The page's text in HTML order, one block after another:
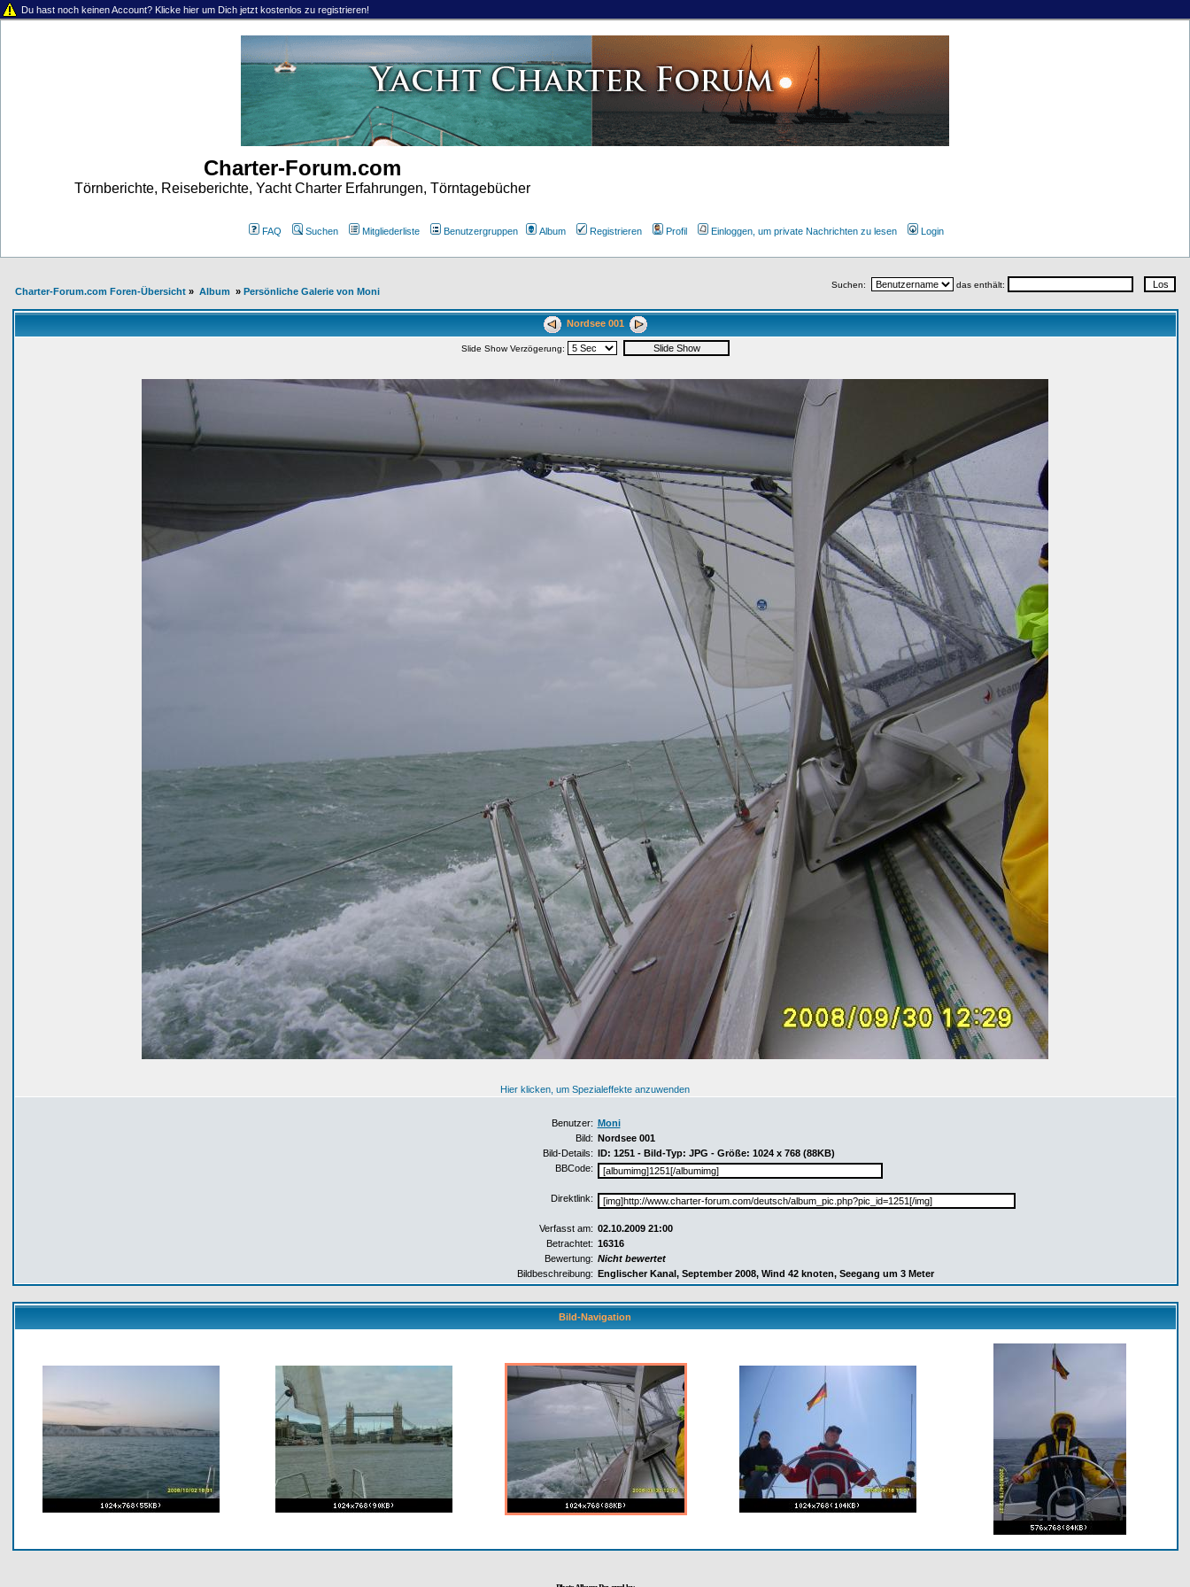
Du hast noch keinen Account? Klicke hier um Dich jetzt kostenlos zu registrieren!
Charter-Forum.com
Törnberichte, Reiseberichte, Yacht Charter Erfahrungen, Törntagebücher
FAQ Suchen Mitgliederliste Benutzergruppen Album Registrieren Profil Einloggen, um private Nachrichten zu lesen Login
Charter-Forum.com Foren-Übersicht» Album » Persönliche Galerie von Moni
Suchen: das enthält:
Nordsee 001
Slide Show Verzögerung:
Hier klicken, um Spezialeffekte anzuwenden
Benutzer: Moni
Bild: Nordsee 001
Bild-Details: ID: 1251 - Bild-Typ: JPG - Größe: 1024 x 768 (88KB)
BBCode:
Direktlink:
Verfasst am: 02.10.2009 21:00
Betrachtet: 16316
Bewertung: Nicht bewertet
Bildbeschreibung: Englischer Kanal, September 2008, Wind 42 knoten, Seegang um 3 Meter
Bild-Navigation